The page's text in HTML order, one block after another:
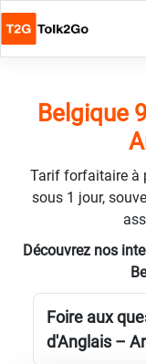
Belgique
Tarif forfaitaire à
sous 1 jour,
Découvrez nos
Foire aux
d'Anglais –